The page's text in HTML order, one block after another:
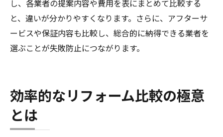
し、各業者の提案内容や費用を表にまとめて比較する
と、違いが分かりやすくなります。さらに、アフターサ
ービスや保証内容も比較し、総合的に納得できる業者を
選ぶことが失敗防止につながります。
効率的なリフォーム比較の極意
とは